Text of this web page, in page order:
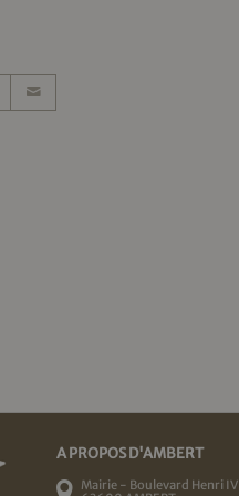
A PROPOS D'AMBERT
Mairie - Boulevard Henri IV